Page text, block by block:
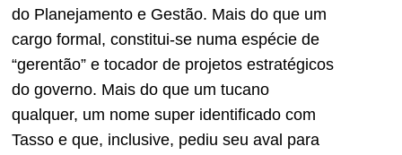
do Planejamento e Gestão. Mais do que um
cargo formal, constitui-se numa espécie de
“gerentão” e tocador de projetos estratégicos
do governo. Mais do que um tucano
qualquer, um nome super identificado com
Tasso e que, inclusive, pediu seu aval para